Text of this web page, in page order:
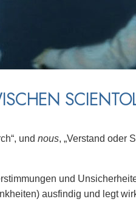
und nous, „Verstand oder
und
ausfindig und legt